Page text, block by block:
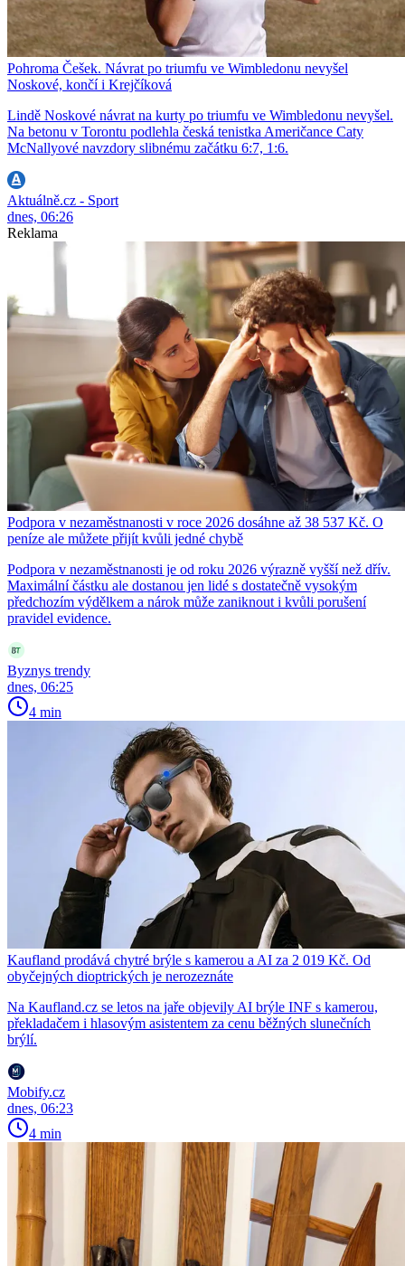
Pohroma Češek. Návrat po triumfu ve Wimbledonu nevyšel
Noskové, končí i Krejčíková
Lindě Noskové návrat na kurty po triumfu ve Wimbledonu nevyšel.
Na betonu v Torontu podlehla česká tenistka Američance Caty
McNallyové navzdory slibnému začátku 6:7, 1:6.
Aktuálně.cz - Sport
dnes, 06:26
Reklama
Podpora v nezaměstnanosti v roce 2026 dosáhne až 38 537 Kč. O
peníze ale můžete přijít kvůli jedné chybě
Podpora v nezaměstnanosti je od roku 2026 výrazně vyšší než dřív.
Maximální částku ale dostanou jen lidé s dostatečně vysokým
předchozím výdělkem a nárok může zaniknout i kvůli porušení
pravidel evidence.
Byznys trendy
dnes, 06:25
4 min
Kaufland prodává chytré brýle s kamerou a AI za 2 019 Kč. Od
obyčejných dioptrických je nerozeznáte
Na Kaufland.cz se letos na jaře objevily AI brýle INF s kamerou,
překladačem i hlasovým asistentem za cenu běžných slunečních
brýlí.
Mobify.cz
dnes, 06:23
4 min